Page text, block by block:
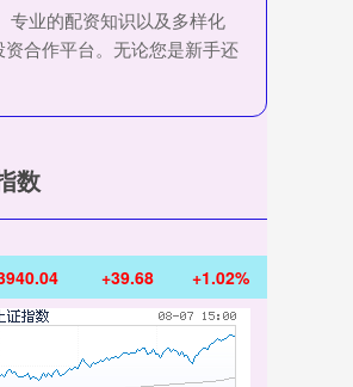
专业的配资知识以及多样化
合作平台。无论您是新手还
数
+39.68 +1.02%